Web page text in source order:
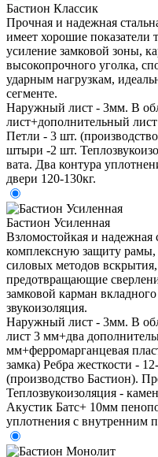
Бастион Классик
Прочная и надежная
имеет хорошие показатели
усиление замковой зоны,
высокопрочного уголка,
ударным нагрузкам,
сегменте.
Наружный лист - 3мм. В
лист+дополнительный
Петли - 3 шт.
штыри -2 шт.
вата. Два контура
двери 120-130кг.
Бастион Усиленная
Взломостойкая и надежная
комплексную защиту рамы,
силовых методов
предотвращающие
замковой карман
звукоизоляция.
Наружный лист - 3мм. В
лист 3 мм+два
мм+ферромарганцевая
замка) Ребра жесткости -
(производство Бастион).
Теплозвукоизоляция -
Акустик Батс+ 10мм
уплотнения с внутренним